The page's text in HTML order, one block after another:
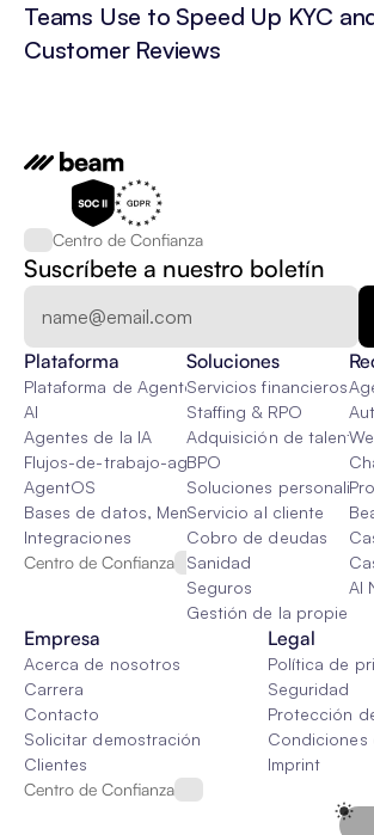
Teams Use to Speed Up KYC
Customer Reviews
Centro de Confianza
Suscríbete a nuestro boletín
Plataforma
Plataforma de Agente de IA
AI
Agentes de la IA
Flujos-de-trabajo-agenticos
AgentOS
Bases de datos, Memoria & Trapo
Integraciones
Centro de Confianza
Soluciones
Servicios financieros
Staffing & RPO
Adquisición de talento
BPO
Soluciones
Servicio al cliente
Cobro de deudas
Sanidad
Seguros
Gestión de la propiedad
AI
Empresa
Acerca de nosotros
Carrera
Contacto
Solicitar demostración
Clientes
Centro de Confianza
Legal
Política de
Seguridad
Protección
Condiciones
Imprint